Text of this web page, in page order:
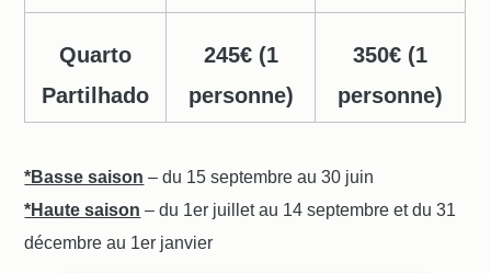
Quarto
Partilhado
245€ (1
personne)
350€ (1
personne)
*Basse saison – du 15 septembre au 30 juin
*Haute saison – du 1er juillet au 14 septembre et du 31
décembre au 1er janvier